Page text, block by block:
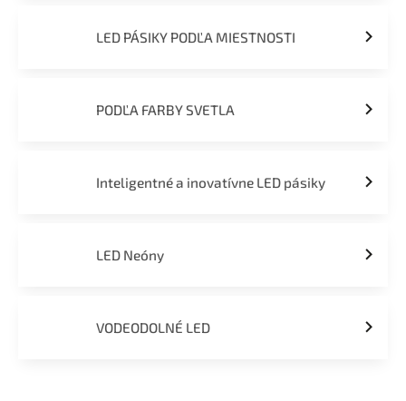
LED PÁSIKY PODĽA MIESTNOSTI
PODĽA FARBY SVETLA
Inteligentné a inovatívne LED pásiky
LED Neóny
VODEODOLNÉ LED